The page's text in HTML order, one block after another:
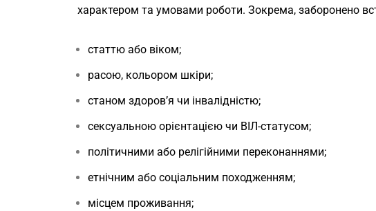
характером та умовами роботи. Зокрема, заборонено
статтю або віком;
расою, кольором шкіри;
станом здоров’я чи інвалідністю;
сексуальною орієнтацією чи ВІЛ-статусом;
політичними або релігійними переконаннями;
етнічним або соціальним походженням;
місцем проживання;